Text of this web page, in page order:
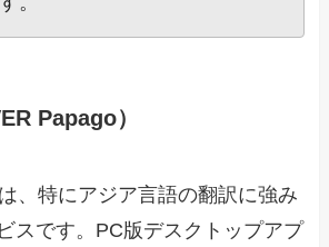
Papago）
、特にアジア言語の翻訳に強み
スです。PC版デスクトップアプ